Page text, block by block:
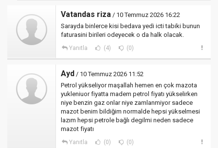
Vatandas riza / 10 Temmuz 2026 16:22
Sarayda binlerce kisi bedava yedi icti tabiki bunun
faturasini birileri odeyecek o da halk olacak.
Yanıtla (4) (0)
Ayd / 10 Temmuz 2026 11:52
Petrol yükseliyor maşallah hemen en çok mazota
yukleniuor fiyatta madem petrol fiyatı yükselirken
niye benzin gaz onlar niye zamlanmiyor sadece
mazot benim bildiğim normalde hepsi yükselmesi
lazım hepsi petrole bağlı degilmi neden sadece
mazot fiyatı
Yanıtla (0) (0)